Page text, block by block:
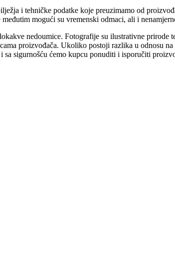
i tehničke podatke koje preuzimamo od
mogući su vremenski odmaci, ali i
nedoumice. Fotografije su ilustrativne prirode
proizvođača. Ukoliko postoji razlika u odnosu
sigurnošću ćemo kupcu ponuditi i isporučiti